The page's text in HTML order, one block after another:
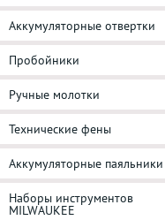
Аккумуляторные отвертки
Пробойники
Ручные молотки
Технические фены
Аккумуляторные паяльники
Наборы инструментов
MILWAUKEE